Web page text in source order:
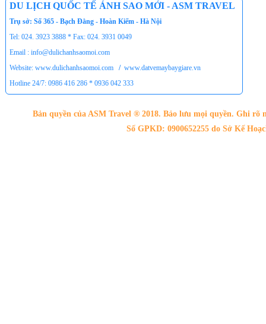
DU LỊCH QUỐC TẾ ÁNH SAO MỚI - ASM TRAVEL
Trụ sở: Số 365 - Bạch Đằng - Hoàn Kiếm - Hà Nội
Tel: 024. 3923 3888 * Fax: 024. 3931 0049
Email : info@dulichanhsaomoi.com
Website: www.dulichanhsaomoi.com
/ www.datvemaybaygiare.vn
Hotline 24/7: 0986 416 286 * 0936 042 333
Bản quyền của ASM Travel ® 2018. Bảo lưu mọi quyền. Ghi
Số GPKD: 0900652255 do Sở Kế